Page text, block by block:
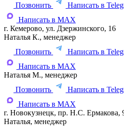
Позвонить
Написать в
Написать в MAX
г. Кемерово, ул. Дзержинского, 16
Наталья К., менеджер
Позвонить
Написать в
Написать в MAX
Наталья М., менеджер
Позвонить
Написать в
Написать в MAX
г. Новокузнецк, пр. Н.С. Ермакова,
Наталья, менеджер